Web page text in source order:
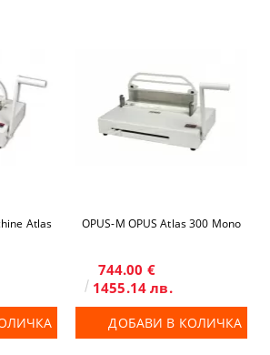
Atlas
OPUS-М OPUS Atlas 300 Mono
744.00 €
1455.14 лв.
ДОБАВИ В КОЛИЧКА